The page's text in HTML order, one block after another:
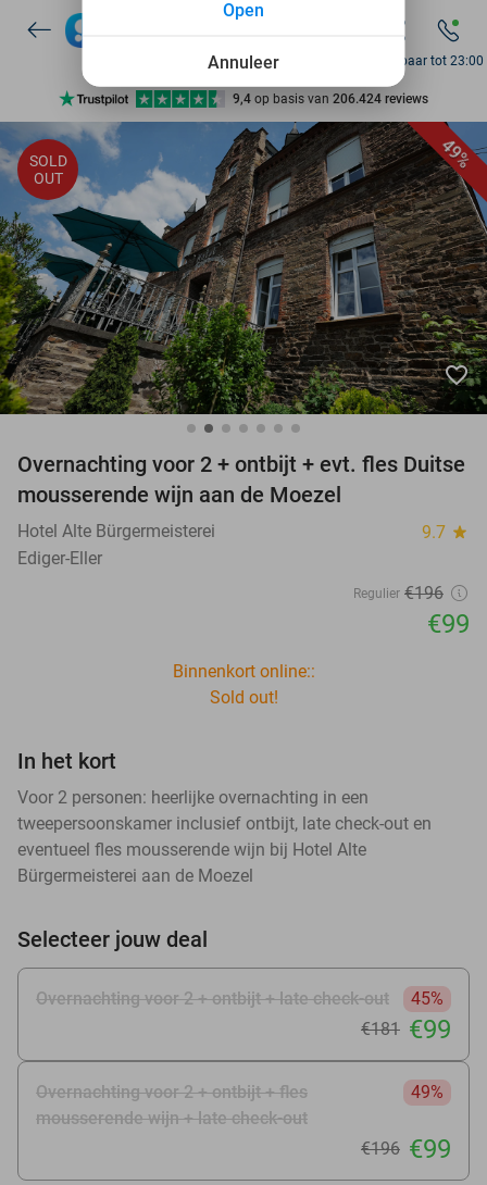
7 dagen per week beschikbaar
10+ miljoen leden
9,4 op basis van 206.424 reviews
Ontdek 15.000+ deals
7 dagen per week beschikbaar
10+ miljoen leden
Bereikbaar tot 23:00
49%
SOLD
OUT
favorite_border
Overnachting voor 2 + ontbijt + evt. fles Duitse
mousserende wijn aan de Moezel
Hotel Alte Bürgermeisterei 9.7 star
Ediger-Eller
Regulier €196
€99
Binnenkort online::
Sold out!
In het kort
Voor 2 personen: heerlijke overnachting in een
tweepersoonskamer inclusief ontbijt, late check-out en
eventueel fles mousserende wijn bij Hotel Alte
Bürgermeisterei aan de Moezel
Selecteer jouw deal
Overnachting voor 2 + ontbijt + late check-out
45%
€181 €99
Overnachting voor 2 + ontbijt + fles
mousserende wijn + late check-out
49%
€196 €99
Annuleer
Open